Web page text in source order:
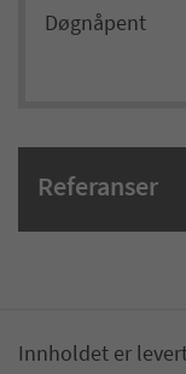
Døgnåpent
Referanser
Innholdet er